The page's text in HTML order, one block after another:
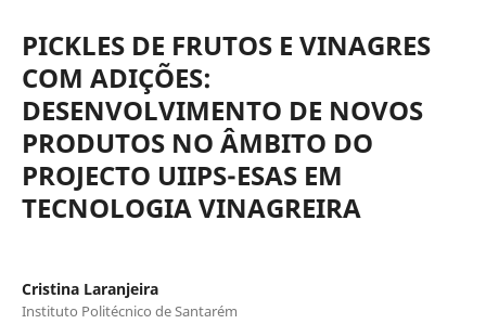
PICKLES DE FRUTOS E VINAGRES
COM ADIÇÕES:
DESENVOLVIMENTO DE NOVOS
PRODUTOS NO ÂMBITO DO
PROJECTO UIIPS-ESAS EM
TECNOLOGIA VINAGREIRA
Cristina Laranjeira
Instituto Politécnico de Santarém